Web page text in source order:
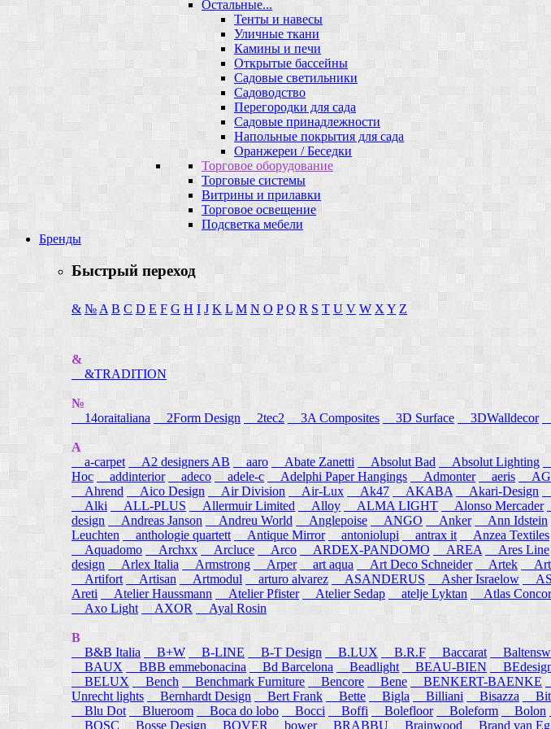
Остальные...
Тенты и навесы
Уличные ткани
Камины и печи
Открытые бассейны
Садовые светильники
Садоводство
Перегородки для сада
Садовые принадлежности
Напольные покрытия для сада
Оранжереи / Беседки
Торговое оборудование
Торговые системы
Витрины и прилавки
Торговое освещение
Подсветка мебели
Бренды
Быстрый переход
& № A B C D E F G H I J K L M N O P Q R S T U V W X Y Z
&
&TRADITION
№
14oraitaliana
2Form Design 2tec2 3A Composites 3D Surface 3DWalldecor
A
a-carpet
A2 designers AB aaro Abate Zanetti Absolut Bad Absolut Lighting
Hoc
addinterior adeco adele-c Adelphi Paper Hangings Admonter aeris AG
Ahrend
Aico Design Air Division Air-Lux Ak47 AKABA Akari-Design
Alki
ALL-PLUS Allermuir Limited Alloy ALMA LIGHT Alonso Mercader
design
Andreas Janson Andreu World Anglepoise ANGO Anker Ann Idstein
Leuchten
anthologie quartett Antique Mirror antoniolupi antrax it Anzea Textiles
Aquadomo
Archxx Arcluce Arco ARDEX-PANDOMO AREA Ares Line
design
Arlex Italia Armstrong Arper art aqua Art Deco Schneider Artek
Artifort
Artisan Artmodul arturo alvarez ASANDERUS Asher Israelow
Areti
Atelier Haussmann Atelier Pfister Atelier Sedap atelje Lyktan Atlas
Axo Light
AXOR Ayal Rosin
B
B&B Italia
B+W B-LINE B-T Design B.LUX B.R.F Baccarat
BAUX
BBB emmebonacina Bd Barcelona Beadlight BEAU-BIEN
BELUX
Bench Benchmark Furniture Bencore Bene BENKERT-BAENKE
Unrecht lights
Bernhardt Design Bert Frank Bette Bigla Billiani Bisazza
Blu Dot
Blueroom Boca do lobo Bocci Boffi Bolefloor Boleform Bolon
BOSC Bosse Design BOVER bower BRABBU Brainwood Brand van